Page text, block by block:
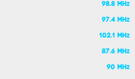
98.8 MHz
97.4 MHz
102.1 MHz
87.6 MHz
90 MHz